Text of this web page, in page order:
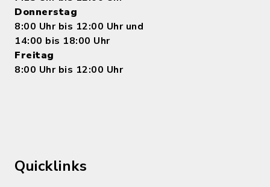
Donnerstag
8:00 Uhr bis 12:00 Uhr und
14:00 bis 18:00 Uhr
Freitag
8:00 Uhr bis 12:00 Uhr
Quicklinks